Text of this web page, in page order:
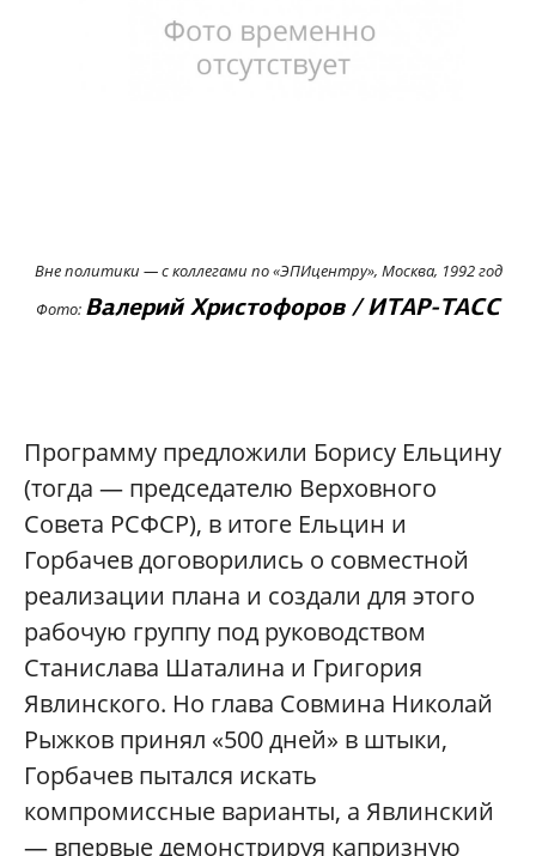
Вне политики — с коллегами по «ЭПИцентру», Москва, 1992 год
Фото: Валерий Христофоров / ИТАР-ТАСС
Программу предложили Борису Ельцину
(тогда — председателю Верховного
Совета РСФСР), в итоге Ельцин и
Горбачев договорились о совместной
реализации плана и создали для этого
рабочую группу под руководством
Станислава Шаталина и Григория
Явлинского. Но глава Совмина Николай
Рыжков принял «500 дней» в штыки,
Горбачев пытался искать
компромиссные варианты, а Явлинский
— впервые демонстрируя капризную